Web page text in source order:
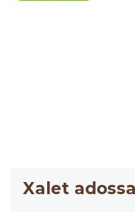
Xalet